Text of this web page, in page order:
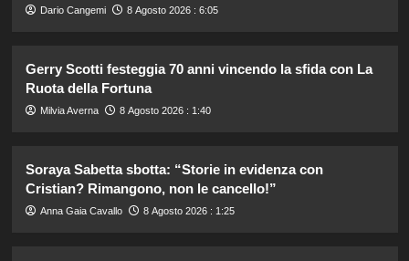
5
1
“Pressione alta, nausea e mal di
2
finita la relazione con Alessio Pilli
Stella?
Dario Cangemi 8 Agosto 2026 : 6:05
Gerry Scotti festeggia 70 anni vincendo la sfida con La
Ruota della Fortuna
Milvia Averna 8 Agosto 2026 : 1:40
Soraya Sabetta sbotta: “Storie in evidenza con
Cristian? Rimangono, non le cancello!”
Anna Gaia Cavallo 8 Agosto 2026 : 1:25